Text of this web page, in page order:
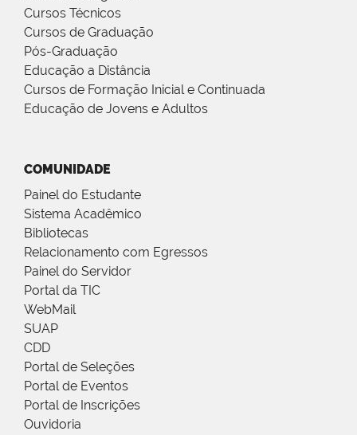
Cursos Técnicos
Cursos de Graduação
Pós-Graduação
Educação a Distância
Cursos de Formação Inicial e Continuada
Educação de Jovens e Adultos
COMUNIDADE
Painel do Estudante
Sistema Acadêmico
Bibliotecas
Relacionamento com Egressos
Painel do Servidor
Portal da TIC
WebMail
SUAP
CDD
Portal de Seleções
Portal de Eventos
Portal de Inscrições
Ouvidoria